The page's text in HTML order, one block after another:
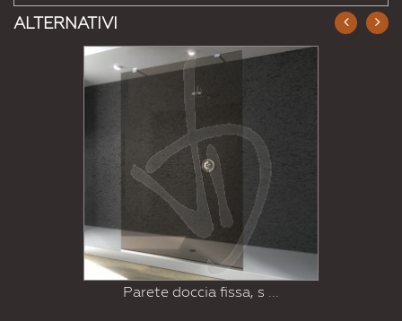
ALTERNATIVI
Parete doccia fissa, s ...